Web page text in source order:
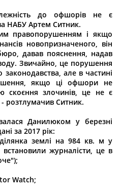
до офшорів не є
НАБУ Артем Ситник.
правопорушенням і якщо
новопризначеного, він
давав пояснення, надав
Звичайно, це порушення
законодавства, але в частині
якщо ці офшори не
скоєння злочинів, це не є
розтлумачив Ситник.
Данилюком у березні
за 2017 рік:
землі на 984 кв. м у
журналісти, це в
Watch;